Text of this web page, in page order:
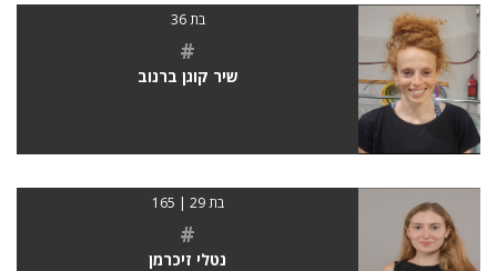
בת 36
#
שיר קוגן ברנוב
בת 29 | 165
#
נטלי זיכרמן